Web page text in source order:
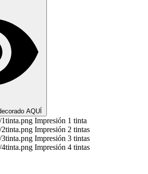
AQUÍ
Impresión 1 tinta
Impresión 2 tintas
Impresión 3 tintas
Impresión 4 tintas